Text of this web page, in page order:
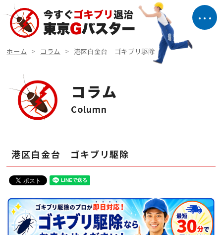
ホーム コラム 港区白金台 ゴキブリ駆除
コラム
Column
港区白金台 ゴキブリ駆除